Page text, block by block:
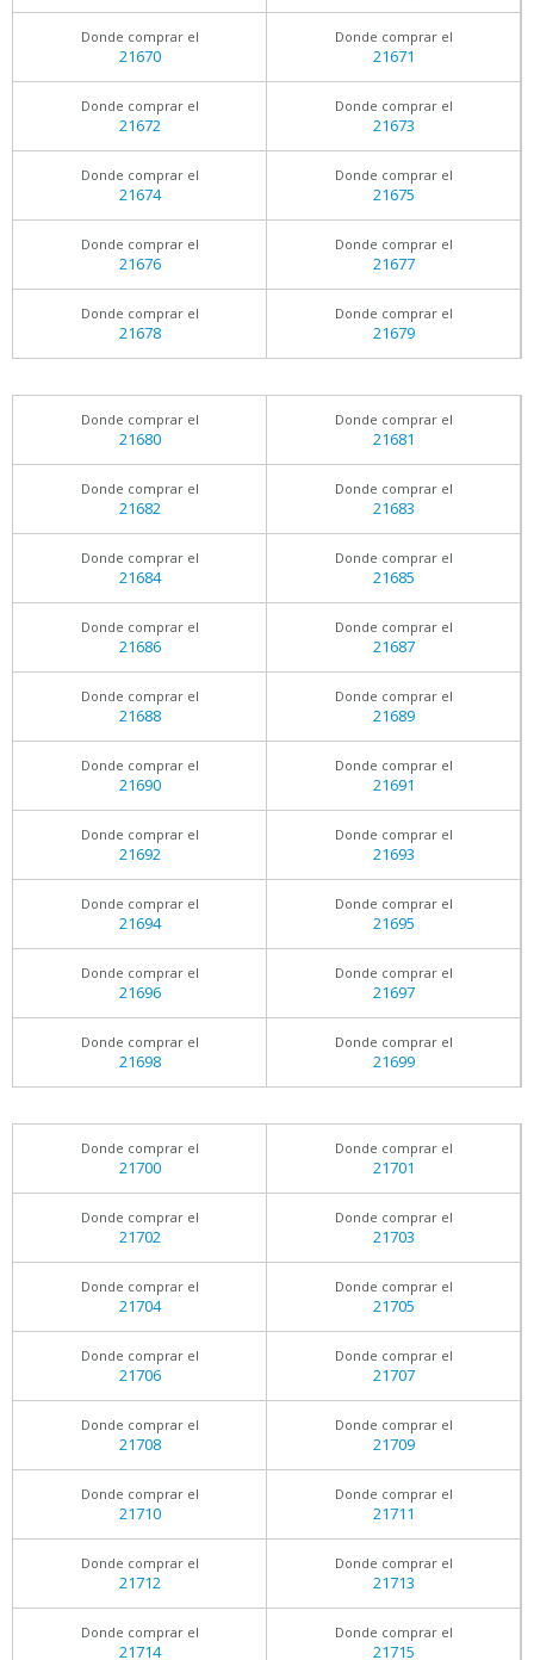
Donde comprar el
21670
Donde comprar el
21671
Donde comprar el
21672
Donde comprar el
21673
Donde comprar el
21674
Donde comprar el
21675
Donde comprar el
21676
Donde comprar el
21677
Donde comprar el
21678
Donde comprar el
21679
Donde comprar el
21680
Donde comprar el
21681
Donde comprar el
21682
Donde comprar el
21683
Donde comprar el
21684
Donde comprar el
21685
Donde comprar el
21686
Donde comprar el
21687
Donde comprar el
21688
Donde comprar el
21689
Donde comprar el
21690
Donde comprar el
21691
Donde comprar el
21692
Donde comprar el
21693
Donde comprar el
21694
Donde comprar el
21695
Donde comprar el
21696
Donde comprar el
21697
Donde comprar el
21698
Donde comprar el
21699
Donde comprar el
21700
Donde comprar el
21701
Donde comprar el
21702
Donde comprar el
21703
Donde comprar el
21704
Donde comprar el
21705
Donde comprar el
21706
Donde comprar el
21707
Donde comprar el
21708
Donde comprar el
21709
Donde comprar el
21710
Donde comprar el
21711
Donde comprar el
21712
Donde comprar el
21713
Donde comprar el
21714
Donde comprar el
21715